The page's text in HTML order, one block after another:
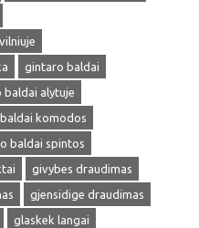
gintaro baldai
baldai alytuje
komodos
baldai spintos
givybes draudimas
gjensidige draudimas
glaskek langai